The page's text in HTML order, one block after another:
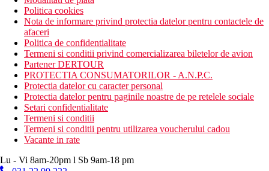
Politica cookies
Nota de informare privind protectia datelor pentru contactele de
afaceri
Politica de confidentialitate
Termeni si conditii privind comercializarea biletelor de avion
Partener DERTOUR
PROTECTIA CONSUMATORILOR - A.N.P.C.
Protectia datelor cu caracter personal
Protectia datelor pentru paginile noastre de pe retelele sociale
Setari confidentialitate
Termeni si conditii
Termeni si conditii pentru utilizarea voucherului cadou
Vacante in rate
Lu - Vi 8am-20pm l Sb 9am-18 pm